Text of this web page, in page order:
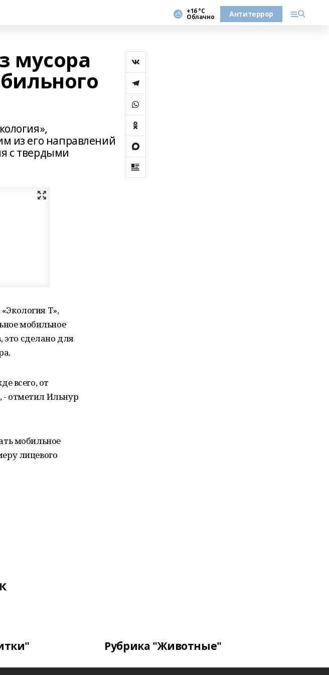
+16 °С
Облачно Антитеррор
мусора
из его направлений
с твердыми
Т»,
мобильное
сделано для
всего, от
- отметил Ильнур
мобильное
лицевого
Рубрика "Животные"